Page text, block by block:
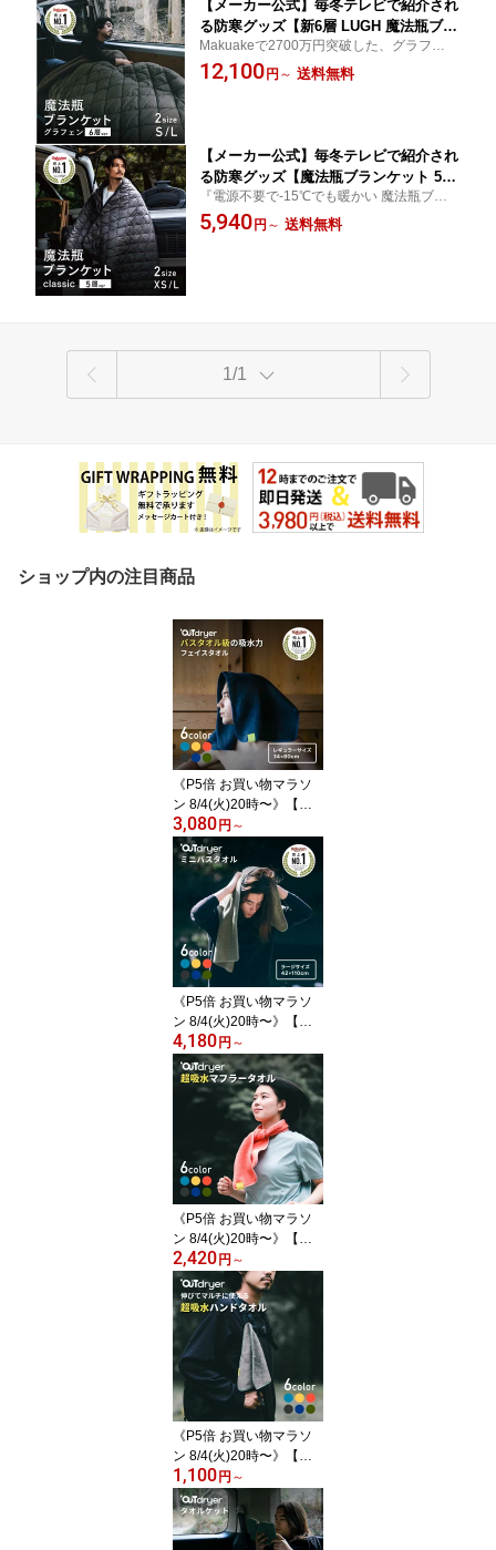
【メーカー公式】毎冬テレビで紹介され
る防寒グッズ【新6層 LUGH 魔法瓶ブラ
ンケット 】-18度でも暖かい！グラフェ
ン綿追加！Makuakeアウトドアブランケ
Makuakeで2700万円突破した、グラフェン
による遠赤外線効果でさらに暖かい魔法瓶
ブランケット 2サイズ 4カラー
12,100 円 ～ 送料無料
【メーカー公式】毎冬テレビで紹介され
る防寒グッズ【魔法瓶ブランケット 5層
構造 classic】楽天アウトドア寝具1位M
akuakeアウトドアブランケット歴代1位
『電源不要で-15℃でも暖かい 魔法瓶ブラン
ケット』魔法瓶から着想を得た5層構造で触
れた瞬間から暖かさを持続。
5,940 円 ～ 送料無料
1/1
ショップ内の注目商品
《P5倍 お買い物マラソ
ン 8/4(火)20時〜》【オ
リジナル構造】伸びて頭
にフィット！ ヘアドライ
タオル フェイスタオル
サイズでも 全身OK｜ア
ウトドライヤー LUGH O
UTdryer 吸水 速乾 コッ
トン 綿 34×80cm レギュ
ラー タオル サウナ 銭湯
スポーツ アウトドア 登
山
3,080 円 ～
《P5倍 お買い物マラソ
ン 8/4(火)20時〜》【オ
リジナル構造】伸びて フ
ィット！ミニバスタオル
1枚で 髪の毛 全身OK ｜
アウトドライヤー LUGH
OUTdryer 吸水 薄い 速乾
ヘアドライタオル コット
ン 綿 42×110cm ラージ
タオル サウナ 銭湯 スポ
ーツ アウトドア
4,180 円 ～
《P5倍 お買い物マラソ
ン 8/4(火)20時〜》【オ
リジナル構造】伸びて結
べる！ズリ落ちない マフ
ラータオル スポーツタオ
ル ｜ アウトドライヤー L
UGH OUTdryer 吸水 速
乾 コットンタオル 綿 15
×110cm スリム タオル ジ
ム マラソン ランニング
スポーツ フェス ライブ
2,420 円 ～
《P5倍 お買い物マラソ
ン 8/4(火)20時〜》【オ
リジナル構造】吊るして
速乾！ ハンドタオル ル
ープタオル おしゃれ｜
アウトドライヤー LUGH
1,100 円 ～